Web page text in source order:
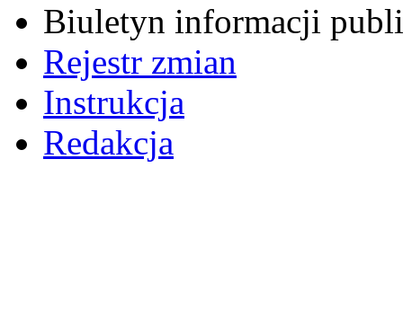
Biuletyn informacji
Rejestr zmian
Instrukcja
Redakcja